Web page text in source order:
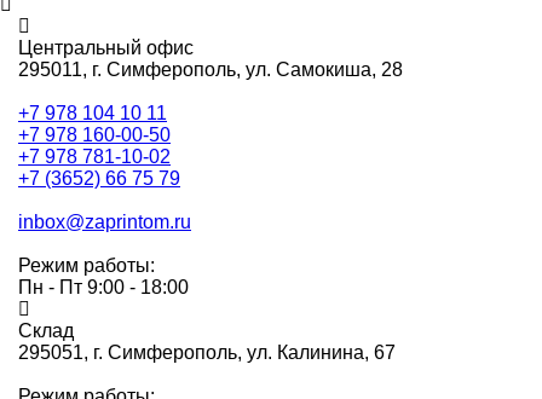
Центральный офис
295011, г. Симферополь, ул. Самокиша, 28
+7 978 104 10 11
+7 978 160-00-50
+7 978 781-10-02
+7 (3652) 66 75 79
inbox@zaprintom.ru
Режим работы:
Пн - Пт 9:00 - 18:00
Склад
295051, г. Симферополь, ул. Калинина, 67